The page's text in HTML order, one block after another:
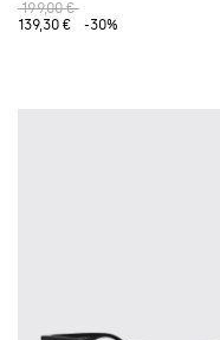
199,00 €
139,30 €
-30%